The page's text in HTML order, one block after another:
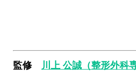
監修
川上 公誠（整形外科